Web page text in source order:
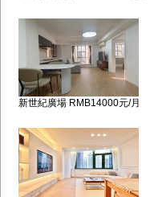
新世紀廣場 RMB14000元/月